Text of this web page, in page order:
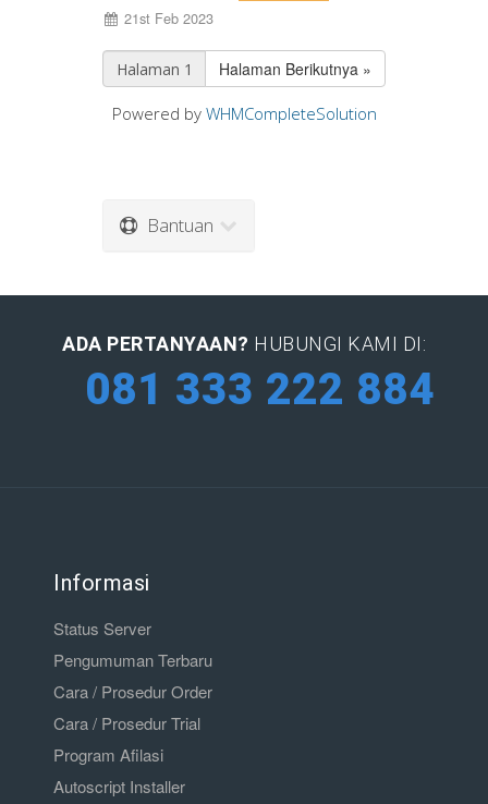
21st Feb 2023
Halaman Berikutnya »
Powered by WHMCompleteSolution
Bantuan
ADA PERTANYAAN? HUBUNGI KAMI DI:
081 333 222 884
Informasi
Status Server
Pengumuman Terbaru
Cara / Prosedur Order
Cara / Prosedur Trial
Program Afilasi
Autoscript Installer